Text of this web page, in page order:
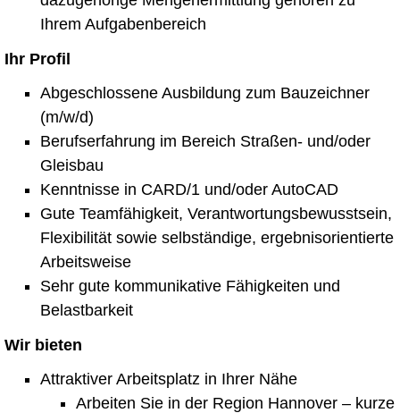
Ihrem Aufgabenbereich
Ihr Profil
Abgeschlossene Ausbildung zum Bauzeichner
(m/w/d)
Berufserfahrung im Bereich Straßen- und/oder
Gleisbau
Kenntnisse in CARD/1 und/oder AutoCAD
Gute Teamfähigkeit, Verantwortungsbewusstsein,
Flexibilität sowie selbständige, ergebnisorientierte
Arbeitsweise
Sehr gute kommunikative Fähigkeiten und
Belastbarkeit
Wir bieten
Attraktiver Arbeitsplatz in Ihrer Nähe
Arbeiten Sie in der Region Hannover – kurze